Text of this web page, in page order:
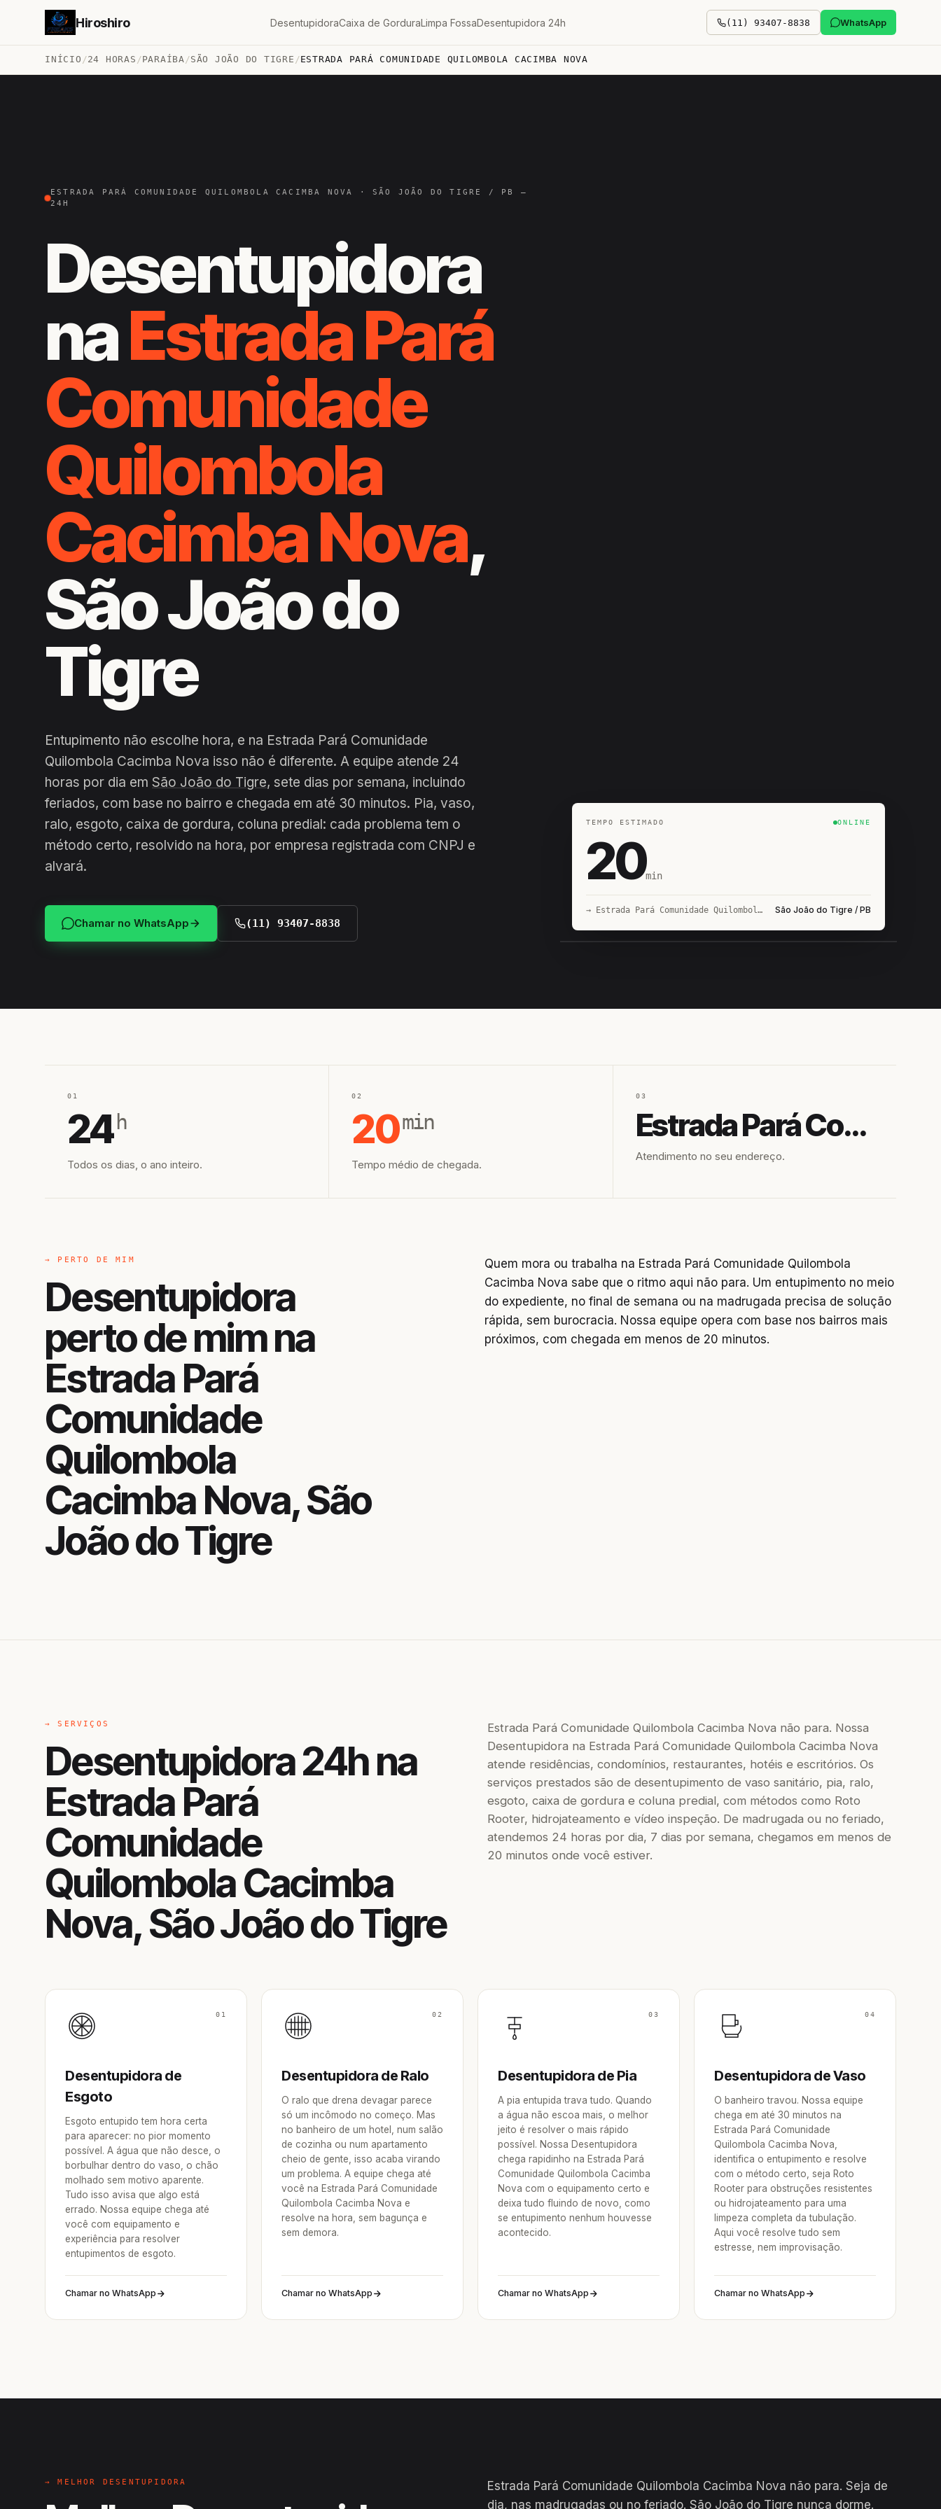
Hiroshiro DesentupidoraCaixa de GorduraLimpa FossaDesentupidora 24h (11) 93407-8838 WhatsApp
INÍCIO /24 HORAS /PARAÍBA /SÃO JOÃO DO TIGRE /ESTRADA PARÁ COMUNIDADE QUILOMBOLA CACIMBA NOVA
ESTRADA PARÁ COMUNIDADE QUILOMBOLA CACIMBA NOVA · SÃO JOÃO DO TIGRE / PB —
24H
Desentupidora
naEstrada Pará
Comunidade
Quilombola
Cacimba Nova,
São João do
Tigre
Entupimento não escolhe hora, e na Estrada Pará Comunidade
Quilombola Cacimba Nova isso não é diferente. A equipe atende 24
horas por dia em São João do Tigre, sete dias por semana, incluindo
feriados, com base no bairro e chegada em até 30 minutos. Pia, vaso,
ralo, esgoto, caixa de gordura, coluna predial: cada problema tem o
método certo, resolvido na hora, por empresa registrada com CNPJ e
alvará.
Chamar no WhatsApp (11) 93407-8838
TEMPO ESTIMADO ONLINE
20min
→ Estrada Pará Comunidade Quilombola Cacimba Nova São João do Tigre / PB
01
24 h
Todos os dias, o ano inteiro.
02
20min
Tempo médio de chegada.
03
Estrada Pará Comunidade Quilombola Cacimba Nova
Atendimento no seu endereço.
→ PERTO DE MIM
Desentupidora
perto de mim na
Estrada Pará
Comunidade
Quilombola
Cacimba Nova, São
João do Tigre
Quem mora ou trabalha na Estrada Pará Comunidade Quilombola
Cacimba Nova sabe que o ritmo aqui não para. Um entupimento no meio
do expediente, no final de semana ou na madrugada precisa de solução
rápida, sem burocracia. Nossa equipe opera com base nos bairros mais
próximos, com chegada em menos de 20 minutos.
→ SERVIÇOS
Desentupidora 24h na
Estrada Pará
Comunidade
Quilombola Cacimba
Nova, São João do Tigre
Estrada Pará Comunidade Quilombola Cacimba Nova não para. Nossa
Desentupidora na Estrada Pará Comunidade Quilombola Cacimba Nova
atende residências, condomínios, restaurantes, hotéis e escritórios. Os
serviços prestados são de desentupimento de vaso sanitário, pia, ralo,
esgoto, caixa de gordura e coluna predial, com métodos como Roto
Rooter, hidrojateamento e vídeo inspeção. De madrugada ou no feriado,
atendemos 24 horas por dia, 7 dias por semana, chegamos em menos de
20 minutos onde você estiver.
01
Desentupidora de
Esgoto
Esgoto entupido tem hora certa
para aparecer: no pior momento
possível. A água que não desce, o
borbulhar dentro do vaso, o chão
molhado sem motivo aparente.
Tudo isso avisa que algo está
errado. Nossa equipe chega até
você com equipamento e
experiência para resolver
entupimentos de esgoto.
Chamar no WhatsApp
02
Desentupidora de Ralo
O ralo que drena devagar parece
só um incômodo no começo. Mas
no banheiro de um hotel, num salão
de cozinha ou num apartamento
cheio de gente, isso acaba virando
um problema. A equipe chega até
você na Estrada Pará Comunidade
Quilombola Cacimba Nova e
resolve na hora, sem bagunça e
sem demora.
Chamar no WhatsApp
03
Desentupidora de Pia
A pia entupida trava tudo. Quando
a água não escoa mais, o melhor
jeito é resolver o mais rápido
possível. Nossa Desentupidora
chega rapidinho na Estrada Pará
Comunidade Quilombola Cacimba
Nova com o equipamento certo e
deixa tudo fluindo de novo, como
se entupimento nenhum houvesse
acontecido.
Chamar no WhatsApp
04
Desentupidora de Vaso
O banheiro travou. Nossa equipe
chega em até 30 minutos na
Estrada Pará Comunidade
Quilombola Cacimba Nova,
identifica o entupimento e resolve
com o método certo, seja Roto
Rooter para obstruções resistentes
ou hidrojateamento para uma
limpeza completa da tubulação.
Aqui você resolve tudo sem
estresse, nem improvisação.
Chamar no WhatsApp
→ MELHOR DESENTUPIDORA
Estrada Pará Comunidade Quilombola Cacimba Nova não para. Seja de
dia, nas madrugadas ou no feriado. São João do Tigre nunca dorme.